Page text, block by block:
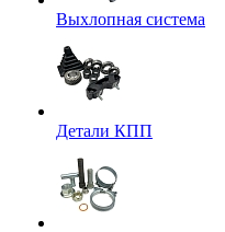
Выхлопная система
Детали КПП